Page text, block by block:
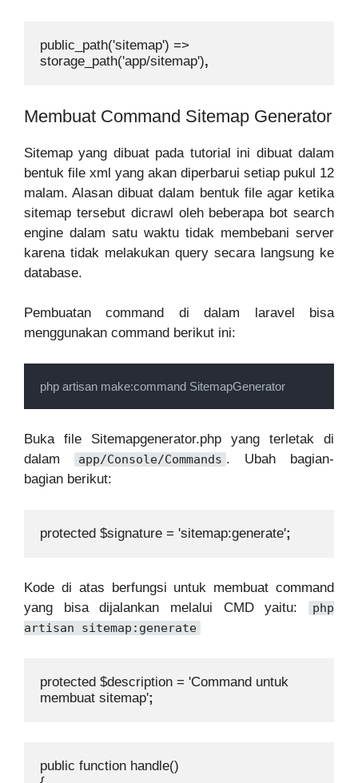
public_path('sitemap') =>
storage_path('app/sitemap'),
Membuat Command Sitemap Generator
Sitemap yang dibuat pada tutorial ini dibuat dalam
bentuk file xml yang akan diperbarui setiap pukul 12
malam. Alasan dibuat dalam bentuk file agar ketika
sitemap tersebut dicrawl oleh beberapa bot search
engine dalam satu waktu tidak membebani server
karena tidak melakukan query secara langsung ke
database.
Pembuatan command di dalam laravel bisa
menggunakan command berikut ini:
php artisan make:command SitemapGenerator
Buka file Sitemapgenerator.php yang terletak di
dalam
app/Console/Commands . Ubah bagian-
bagian berikut:
protected $signature = 'sitemap:generate';
Kode di atas berfungsi untuk membuat command
yang bisa dijalankan melalui CMD yaitu:
php
artisan sitemap:generate
protected $description = 'Command untuk
membuat sitemap';
public function handle()